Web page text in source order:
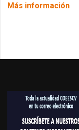
Más información